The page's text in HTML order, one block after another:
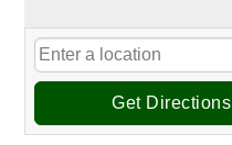
Get Directions